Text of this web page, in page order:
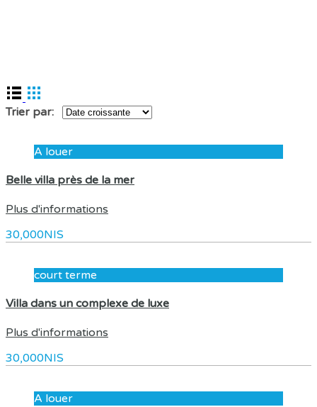
Trier par:
A louer
Belle villa près de la mer
Plus d'informations
30,000NIS
court terme
Villa dans un complexe de luxe
Plus d'informations
30,000NIS
A louer